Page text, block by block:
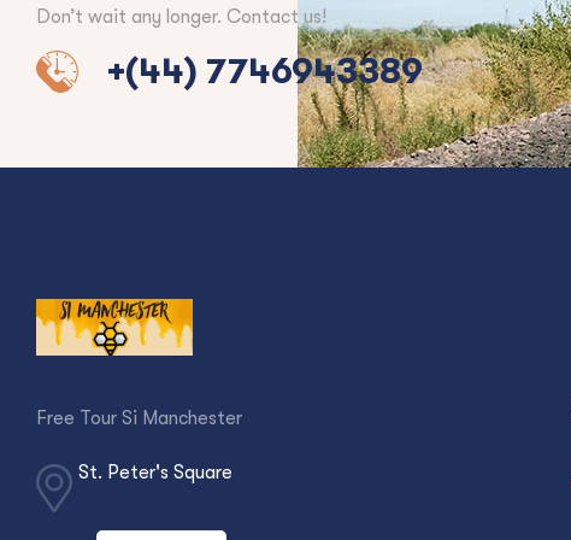
Don’t wait any longer. Contact us!
+(44) 7746943389
Free Tour Si Manchester
St. Peter's Square